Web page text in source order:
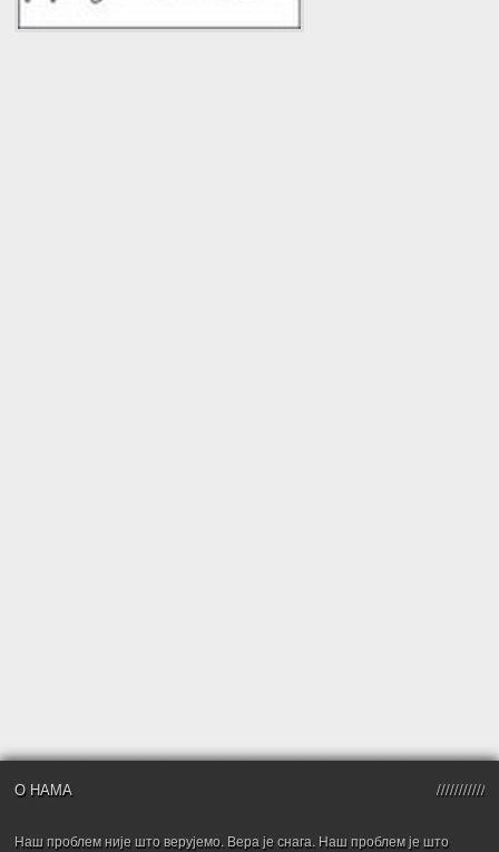
О НАМА
Наш проблем није што верујемо. Вера је снага. Наш проблем је што